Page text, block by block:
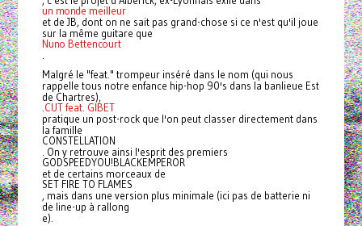
un monde meilleur
et de JB, dont on ne sait pas grand-chose si ce n'est qu'il joue
sur la même guitare que
Nuno Bettencourt
Malgré le "feat." trompeur inséré dans le nom (qui nous
rappelle tous notre enfance hip-hop 90's dans la banlieue Est
de Chartres),
.CUT feat. GIBET
pratique un post-rock que l'on peut classer directement dans
la famille
CONSTELLATION
. On y retrouve ainsi l'esprit des premiers
GODSPEEDYOU!BLACKEMPEROR
et de certains morceaux de
SET FIRE TO FLAMES
, mais dans une version plus minimale (ici pas de batterie ni
de line-up à rallong
e).